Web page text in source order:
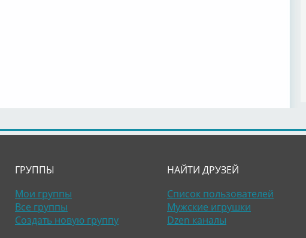
ГРУППЫ
Мои группы
Все группы
Создать новую группу
НАЙТИ ДРУЗЕЙ
Список пользователей
Мужские игрушки
Dzen каналы